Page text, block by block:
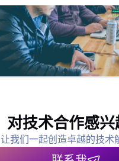
对技术合作感兴
让我们一起创造卓越的技术